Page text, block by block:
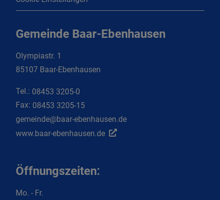
Gemeinde Baar-Ebenhausen
Olympiastr. 1
85107 Baar-Ebenhausen
Tel.: 08453 3205-0
Fax: 08453 3205-15
gemeinde@baar-ebenhausen.de
www.baar-ebenhausen.de
Öffnungszeiten:
Mo. - Fr.